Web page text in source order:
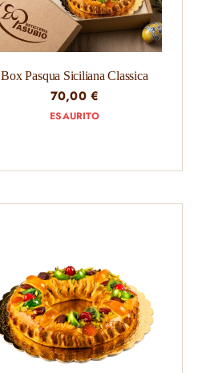
Box Pasqua Siciliana Classica
70,00€
ESAURITO